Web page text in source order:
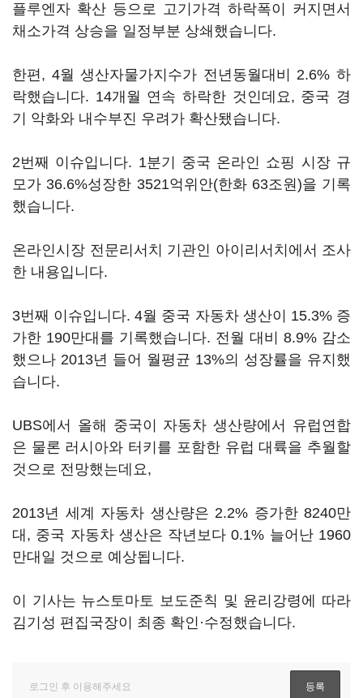
플루엔자 확산 등으로 고기가격 하락폭이 커지면서
채소가격 상승을 일정부분 상쇄했습니다.
한편, 4월 생산자물가지수가 전년동월대비 2.6% 하
락했습니다. 14개월 연속 하락한 것인데요, 중국 경
기 악화와 내수부진 우려가 확산됐습니다.
2번째 이슈입니다. 1분기 중국 온라인 쇼핑 시장 규
모가 36.6%성장한 3521억위안(한화 63조원)을 기록
했습니다.
온라인시장 전문리서치 기관인 아이리서치에서 조사
한 내용입니다.
3번째 이슈입니다. 4월 중국 자동차 생산이 15.3% 증
가한 190만대를 기록했습니다. 전월 대비 8.9% 감소
했으나 2013년 들어 월평균 13%의 성장률을 유지했
습니다.
UBS에서 올해 중국이 자동차 생산량에서 유럽연합
은 물론 러시아와 터키를 포함한 유럽 대륙을 추월할
것으로 전망했는데요,
2013년 세계 자동차 생산량은 2.2% 증가한 8240만
대, 중국 자동차 생산은 작년보다 0.1% 늘어난 1960
만대일 것으로 예상됩니다.
이 기사는 뉴스토마토 보도준칙 및 윤리강령에 따라
김기성 편집국장이 최종 확인·수정했습니다.